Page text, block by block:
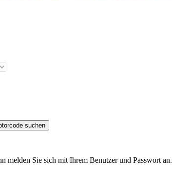
suchen
melden Sie sich mit Ihrem Benutzer und Passwort an.